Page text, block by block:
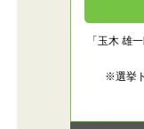
「玉木 雄
※選挙